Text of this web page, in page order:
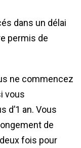
dans un délai
permis de
ne commencez
vous
d’1 an. Vous
de
fois pour